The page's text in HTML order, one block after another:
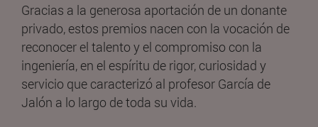
Gracias a la generosa aportación de un donante
privado, estos premios nacen con la vocación de
reconocer el talento y el compromiso con la
ingeniería, en el espíritu de rigor, curiosidad y
servicio que caracterizó al profesor García de
Jalón a lo largo de toda su vida.